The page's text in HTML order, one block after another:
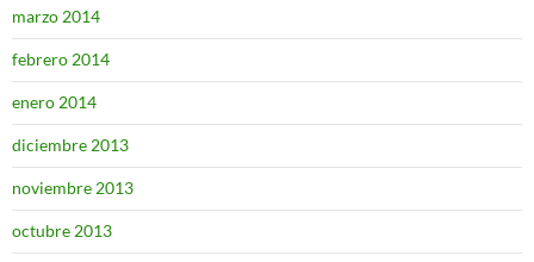
marzo 2014
febrero 2014
enero 2014
diciembre 2013
noviembre 2013
octubre 2013